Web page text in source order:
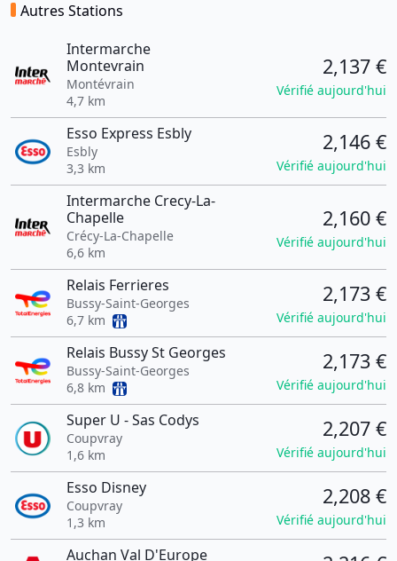
Autres Stations
Intermarche
Montevrain
Montévrain
4,7 km
2,137 €
Vérifié aujourd'hui
Esso Express Esbly
Esbly
3,3 km
2,146 €
Vérifié aujourd'hui
Intermarche Crecy-La-
Chapelle
Crécy-La-Chapelle
6,6 km
2,160 €
Vérifié aujourd'hui
Relais Ferrieres
Bussy-Saint-Georges
6,7 km
2,173 €
Vérifié aujourd'hui
Relais Bussy St Georges
Bussy-Saint-Georges
6,8 km
2,173 €
Vérifié aujourd'hui
Super U - Sas Codys
Coupvray
1,6 km
2,207 €
Vérifié aujourd'hui
Esso Disney
Coupvray
1,3 km
2,208 €
Vérifié aujourd'hui
Auchan Val D'Europe